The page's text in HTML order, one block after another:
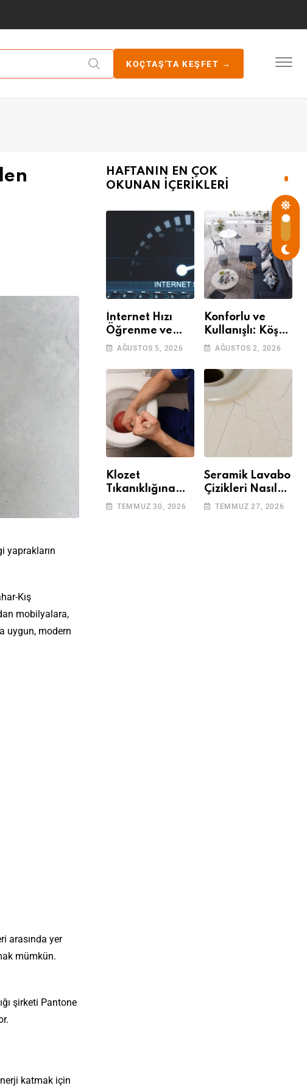
KOÇTAŞ'TA KEŞFET →
yaprakların
Kış
mobilyalara,
uygun, modern
arasında yer
mümkün.
şirketi Pantone
katmak için
HAFTANIN EN ÇOK
OKUNAN İÇERİKLERİ
İnternet Hızı
Öğrenme ve
Kontrol Etme
AĞUSTOS 5, 2026
Konforlu ve
Kullanışlı: Köşe
Takımları
AĞUSTOS 2, 2026
Klozet
Tıkanıklığına
Çözüm: Basit
TEMMUZ 30, 2026
Seramik Lavabo
Çizikleri Nasıl
Giderilir? Adım
TEMMUZ 27, 2026